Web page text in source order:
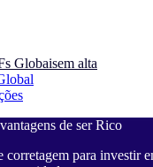
Globaisem alta
de ser Rico
corretagem para investir